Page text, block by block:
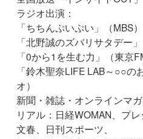
ラジオ出演：
「ちちんぷいぷい」（MBS）
「北野誠のズバリサタデー
「0から1を生む力」（東京
「鈴木聖奈LIFE LAB～○○の
オ）
新聞・雑誌・オンラインマガ
リアル：日経WOMAN、プ
文春、日刊スポーツ、